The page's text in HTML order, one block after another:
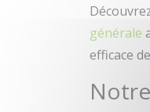
générale
efficace